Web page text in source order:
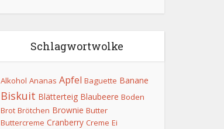
Schlagwortwolke
Alkohol Ananas Apfel Baguette Banane
Biskuit Blätterteig Blaubeere Boden
Brot Brötchen Brownie Butter
Buttercreme Cranberry Creme Ei